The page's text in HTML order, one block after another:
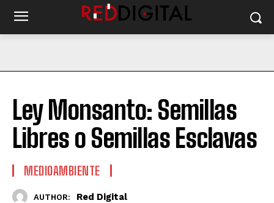
Ley Monsanto: Semillas
Libres o Semillas Esclavas
MEDIOAMBIENTE
AUTHOR: Red Digital